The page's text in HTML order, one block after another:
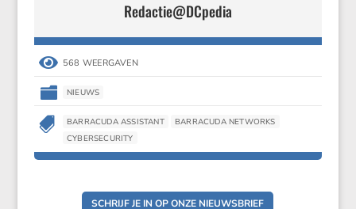
Redactie@DCpedia
 568 WEERGAVEN
 NIEUWS
 BARRACUDA ASSISTANT
BARRACUDA NETWORKS
CYBERSECURITY
SCHRIJF JE IN OP ONZE NIEUWSBRIEF